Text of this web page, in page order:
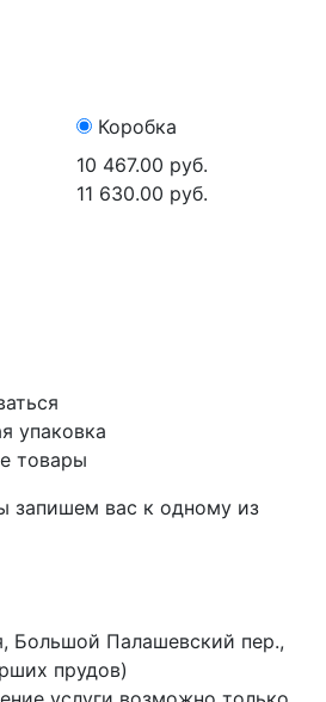
Коробка
10 467.00 руб.
11 630.00 руб.
упаковка
товары
запишем вас к одному из
Большой Палашевский пер.,
прудов)